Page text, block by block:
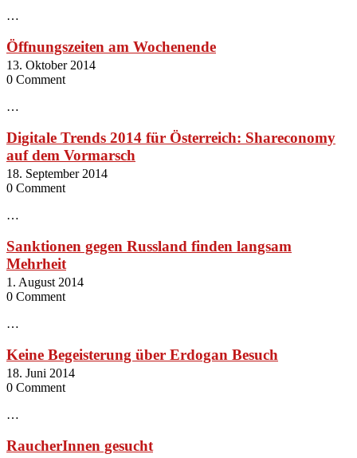
…
Öffnungszeiten am Wochenende
13. Oktober 2014
0 Comment
…
Digitale Trends 2014 für Österreich: Shareconomy
auf dem Vormarsch
18. September 2014
0 Comment
…
Sanktionen gegen Russland finden langsam
Mehrheit
1. August 2014
0 Comment
…
Keine Begeisterung über Erdogan Besuch
18. Juni 2014
0 Comment
…
RaucherInnen gesucht